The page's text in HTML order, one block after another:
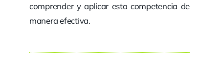
comprender y aplicar esta competencia de
manera efectiva.